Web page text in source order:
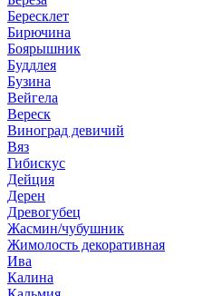
Бересклет
Бирючина
Боярышник
Буддлея
Бузина
Вейгела
Вереск
Виноград девичий
Вяз
Гибискус
Дейция
Дерен
Древогубец
Жасмин/чубушник
Жимолость декоративная
Ива
Калина